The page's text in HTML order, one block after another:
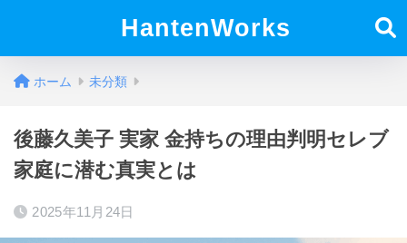
HantenWorks
ホーム 未分類
後藤久美子 実家 金持ちの理由判明セレブ
家庭に潜む真実とは
2025年11月24日